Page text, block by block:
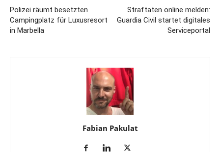
Polizei räumt besetzten
Campingplatz für Luxusresort
in Marbella
Straftaten online melden:
Guardia Civil startet digitales
Serviceportal
Fabian Pakulat